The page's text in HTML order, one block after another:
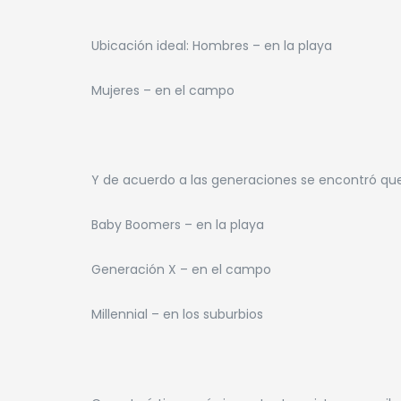
Ubicación ideal: Hombres – en la playa
Mujeres – en el campo
Y de acuerdo a las generaciones se encontró
Baby Boomers – en la playa
Generación X – en el campo
Millennial – en los suburbios